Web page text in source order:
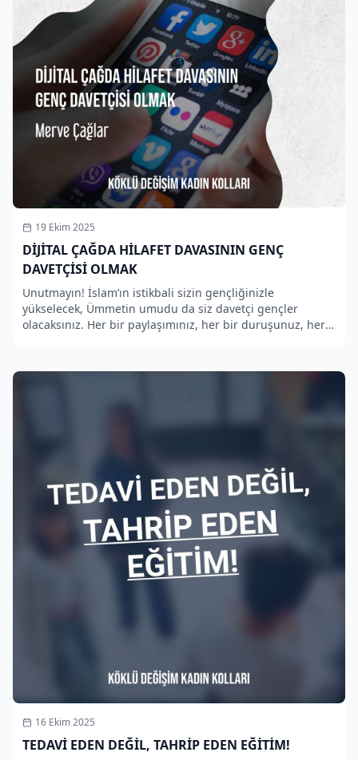
19 Ekim 2025
DİJİTAL ÇAĞDA HİLAFET DAVASININ GENÇ
DAVETÇİSİ OLMAK
Unutmayın! İslam’ın istikbali sizin gençliğinizle
yükselecek, Ümmetin umudu da siz davetçi gençler
olacaksınız. Her bir paylaşımınız, her bir duruşunuz, her
16 Ekim 2025
TEDAVİ EDEN DEĞİL, TAHRİP EDEN EĞİTİM!